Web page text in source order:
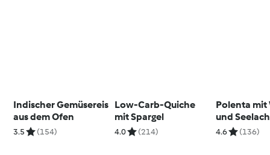
Indischer Gemüsereis
aus dem Ofen
3.5 (154)
Low-Carb-Quiche
mit Spargel
4.0 (214)
Polenta mit
und
4.6 (136)